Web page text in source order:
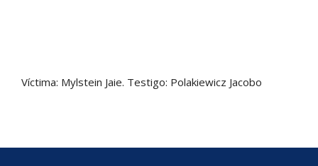
Víctima: Mylstein Jaie. Testigo: Polakiewicz Jacobo